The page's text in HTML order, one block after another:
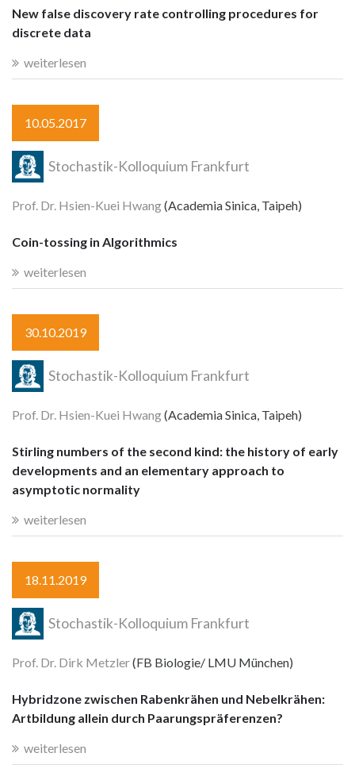
New false discovery rate controlling procedures for
discrete data
weiterlesen
10.05.2017
Stochastik-Kolloquium Frankfurt
Prof. Dr. Hsien-Kuei Hwang(Academia Sinica, Taipeh)
Coin-tossing in Algorithmics
weiterlesen
30.10.2019
Stochastik-Kolloquium Frankfurt
Prof. Dr. Hsien-Kuei Hwang(Academia Sinica, Taipeh)
Stirling numbers of the second kind: the history of early
developments and an elementary approach to
asymptotic normality
weiterlesen
18.11.2019
Stochastik-Kolloquium Frankfurt
Prof. Dr. Dirk Metzler(FB Biologie/ LMU München)
Hybridzone zwischen Rabenkrähen und Nebelkrähen:
Artbildung allein durch Paarungspräferenzen?
weiterlesen